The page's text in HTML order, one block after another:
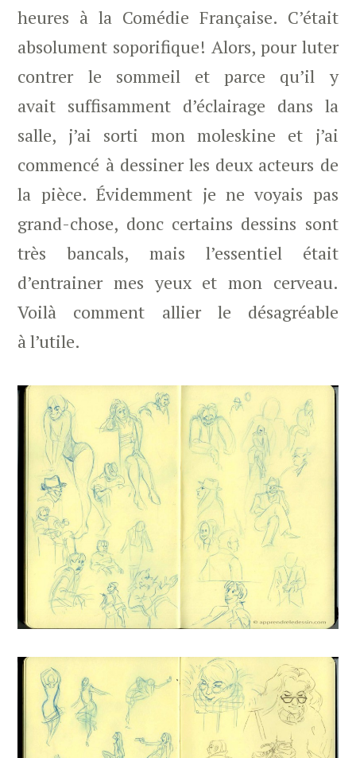
heures à la Comédie Française. C’était
absolument soporifique! Alors, pour luter
contrer le sommeil et parce qu’il y
avait suffisamment d’éclairage dans la
salle, j’ai sorti mon moleskine et j’ai
commencé à dessiner les deux acteurs de
la pièce. Évidemment je ne voyais pas
grand-chose, donc certains dessins sont
très bancals, mais l’essentiel était
d’entrainer mes yeux et mon cerveau.
Voilà comment allier le désagréable
à l’utile.